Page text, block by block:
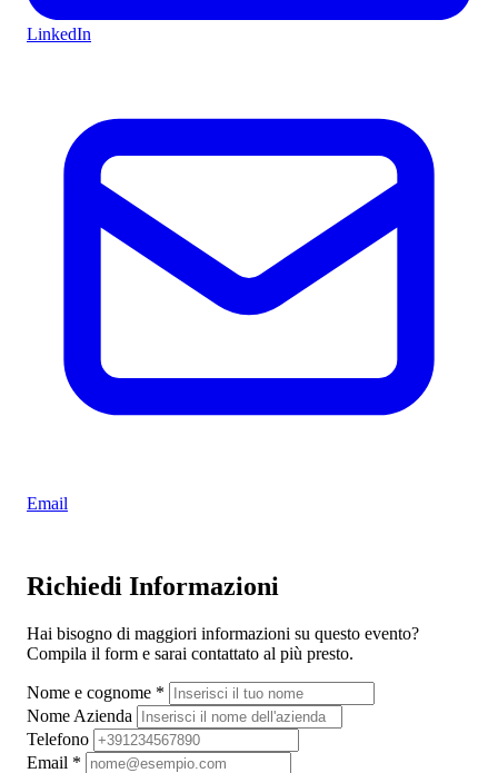
LinkedIn
Email
Richiedi Informazioni
Hai bisogno di maggiori informazioni su questo evento?
Compila il form e sarai contattato al più presto.
Nome e cognome *
Nome Azienda
Telefono
Email *